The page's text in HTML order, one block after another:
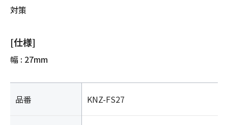
対策
[仕様]
幅 : 27mm
品番 KNZ-FS27